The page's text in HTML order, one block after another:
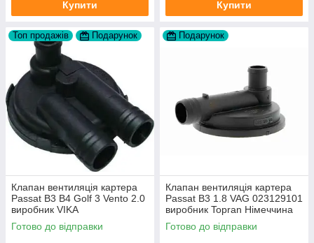
Купити Купити
Топ продажів Подарунок
Клапан вентиляція картера
Passat B3 B4 Golf 3 Vento 2.0
виробник VIKA
Готово до відправки
Подарунок
Клапан вентиляція картера
Passat B3 1.8 VAG 023129101
виробник Topran Німеччина
Готово до відправки